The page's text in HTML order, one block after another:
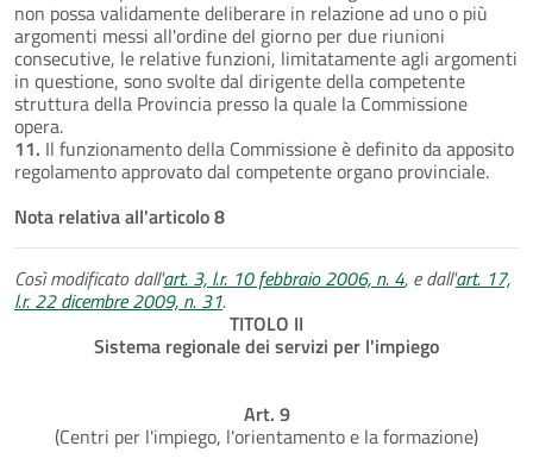
non possa validamente deliberare in relazione ad uno o più
argomenti messi all'ordine del giorno per due riunioni
consecutive, le relative funzioni, limitatamente agli argomenti
in questione, sono svolte dal dirigente della competente
struttura della Provincia presso la quale la Commissione
opera.
11. Il funzionamento della Commissione è definito da apposito
regolamento approvato dal competente organo provinciale.
Nota relativa all'articolo 8
Così modificato dall'art. 3, l.r. 10 febbraio 2006, n. 4, e dall'art. 17,
l.r. 22 dicembre 2009, n. 31.
TITOLO II
Sistema regionale dei servizi per l'impiego
Art. 9
(Centri per l'impiego, l'orientamento e la formazione)